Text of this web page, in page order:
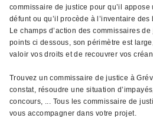
commissaire de justice pour qu’il
défunt ou qu’il procède à l’inventaire
Le champs d’action des commissaires
points ci dessous, son périmètre est
valoir vos droits et de recouvrer vos
Trouvez un commissaire de justice à
constat, résoudre une situation
concours, ... Tous les commissaire de
vous accompagner dans votre projet.